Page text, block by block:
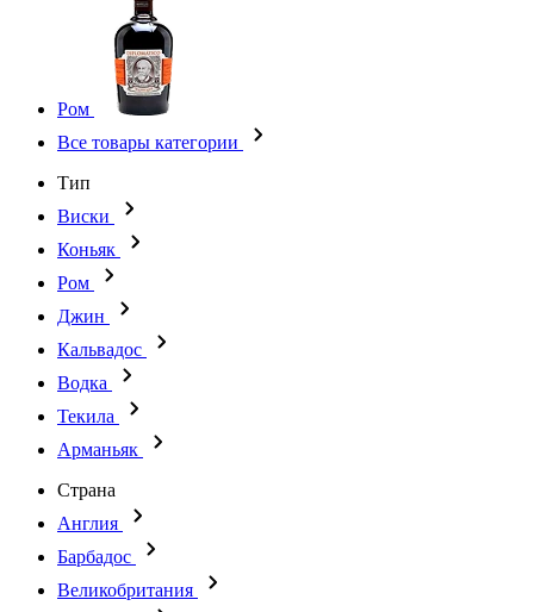
Ром
Все товары категории
Тип
Виски
Коньяк
Ром
Джин
Кальвадос
Водка
Текила
Арманьяк
Страна
Англия
Барбадос
Великобритания